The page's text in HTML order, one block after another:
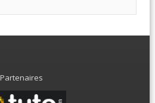
Partenaires